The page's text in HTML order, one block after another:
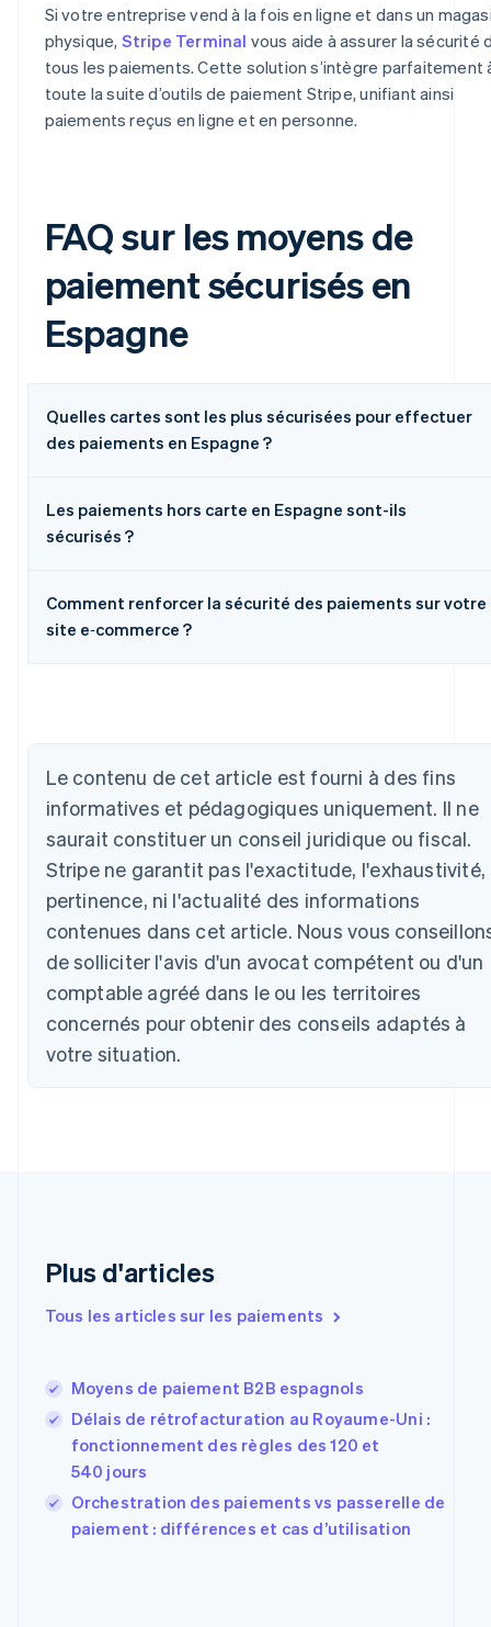
Si votre entreprise vend à la fois en ligne et dans un
physique, Stripe Terminal vous aide à assurer la sécurité
tous les paiements. Cette solution s’intègre parfaitement
toute la suite d’outils de paiement Stripe, unifiant ainsi
paiements reçus en ligne et en personne.
FAQ sur les moyens de
paiement sécurisés en
Espagne
Quelles cartes sont les plus sécurisées pour effectuer
des paiements en Espagne ?
Les paiements hors carte en Espagne sont-ils
sécurisés ?
Comment renforcer la sécurité des paiements sur votre
site e‑commerce ?
Le contenu de cet article est fourni à des fins
informatives et pédagogiques uniquement. Il ne
saurait constituer un conseil juridique ou fiscal.
Stripe ne garantit pas l'exactitude, l'exhaustivité,
pertinence, ni l'actualité des informations
contenues dans cet article. Nous vous
de solliciter l'avis d'un avocat compétent ou d'un
comptable agréé dans le ou les territoires
concernés pour obtenir des conseils adaptés à
votre situation.
Plus d'articles
Tous les articles sur les paiements
Moyens de paiement B2B espagnols
Délais de rétrofacturation au Royaume-Uni :
fonctionnement des règles des 120 et
540 jours
Orchestration des paiements vs passerelle de
paiement : différences et cas d’utilisation
English
Autriche
Belgique
NederlandsFrançaisDeutschEnglish
Brésil
Português English
Bulgarie
English
EnglishFrançais
Chine continentale
简体中文 English
Chypre
English
EspañolEnglish
English
Finlande
France
FrançaisEnglish
Gibraltar
English
Grèce
English